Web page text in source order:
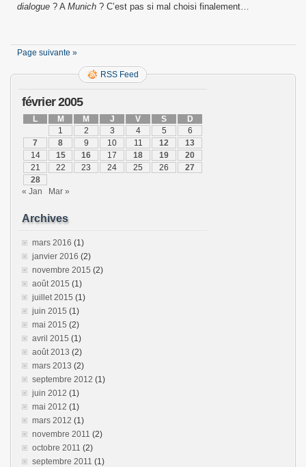
dialogue ? A Munich ? C’est pas si mal choisi finalement…
Page suivante »
RSS Feed
février 2005
L M M J V S
D
1
2 3 4 5
6
7
8 9 10 11 12
13
14
15 16 17 18 19
20
21
22 23 24 25 26
27
28
« Jan
Mar »
Archives
mars 2016 (1)
janvier 2016 (2)
novembre 2015 (2)
août 2015 (1)
juillet 2015 (1)
juin 2015 (1)
mai 2015 (2)
avril 2015 (1)
août 2013 (2)
mars 2013 (2)
septembre 2012 (1)
juin 2012 (1)
mai 2012 (1)
mars 2012 (1)
novembre 2011 (2)
octobre 2011 (2)
septembre 2011 (1)